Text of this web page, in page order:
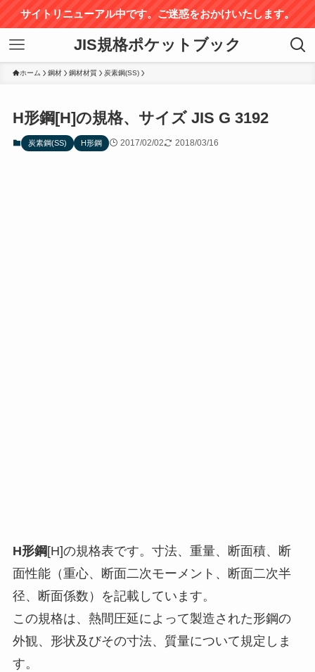
サイトリニューアル中です。ご迷惑をおかけいたします。
JIS規格ポケットブック
ホーム 鋼材 鋼材材質 炭素鋼(SS)
H形鋼[H]の規格、サイズ JIS G 3192
炭素鋼(SS) H形鋼 2017/02/02 2018/03/16
H形鋼 [H]の規格表です。寸法、重量、断面積、断
面性能（重心、断面二次モーメント、断面二次半
径、断面係数）を記載しています。
この規格は、熱間圧延によって製造された形鋼の
外観、形状及びその寸法、質量について規定しま
す。